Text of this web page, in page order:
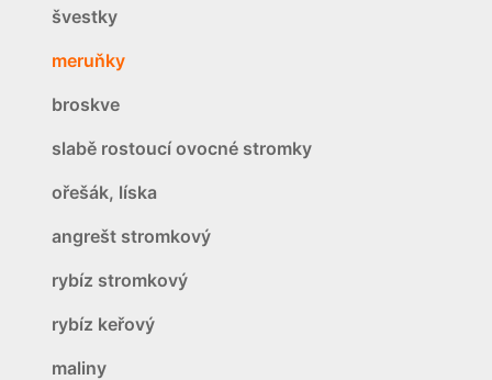
švestky
meruňky
broskve
slabě rostoucí ovocné stromky
ořešák, líska
angrešt stromkový
rybíz stromkový
rybíz keřový
maliny